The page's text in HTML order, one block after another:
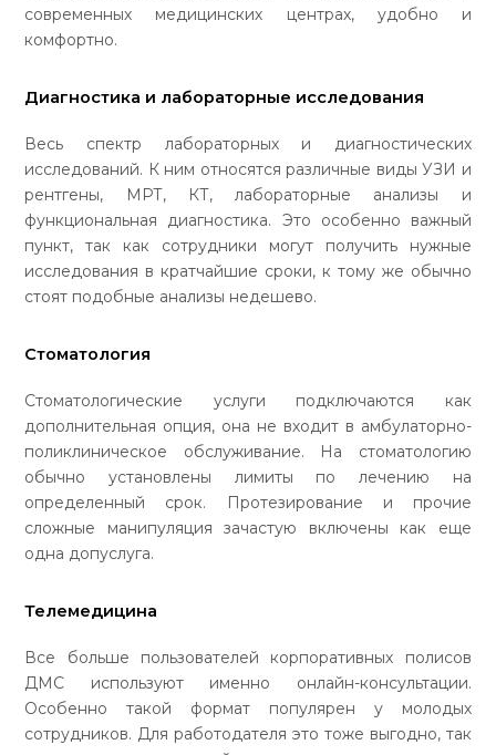
современных медицинских центрах, удобно и
комфортно.
Диагностика и лабораторные исследования
Весь спектр лабораторных и диагностических
исследований. К ним относятся различные виды УЗИ и
рентгены, МРТ, КТ, лабораторные анализы и
функциональная диагностика. Это особенно важный
пункт, так как сотрудники могут получить нужные
исследования в кратчайшие сроки, к тому же обычно
стоят подобные анализы недешево.
Стоматология
Стоматологические услуги подключаются как
дополнительная опция, она не входит в амбулаторно-
поликлиническое обслуживание. На стоматологию
обычно установлены лимиты по лечению на
определенный срок. Протезирование и прочие
сложные манипуляция зачастую включены как еще
одна допуслуга.
Телемедицина
Все больше пользователей корпоративных полисов
ДМС используют именно онлайн-консультации.
Особенно такой формат популярен у молодых
сотрудников. Для работодателя это тоже выгодно, так